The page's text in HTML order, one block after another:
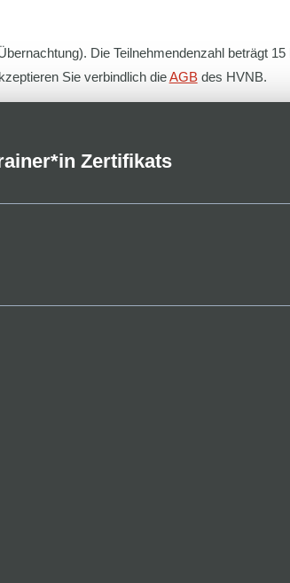
Die Teilnehmendenzahl beträgt
Sie verbindlich dieAGBdes HVNB.
Zertifikats